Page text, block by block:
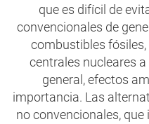
que es difícil de
convencionales de
combustibles
centrales nucleares
general, efectos
importancia. Las
no convencionales,